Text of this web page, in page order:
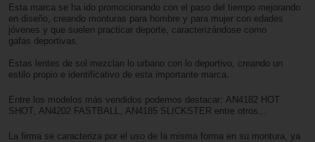
Esta marca se ha ido promocionando con el paso del tiempo mejorando
en diseño, creando monturas para hombre y para mujer con edades
jóvenes y que suelen practicar deporte, caracterizándose como
gafas deportivas.
Estas lentes de sol mezclan lo urbano con lo deportivo, creando un
estilo propio e identificativo de esta importante marca.
Entre los modelos más vendidos podemos destacar: AN4182 HOT
SHOT, AN4202 FASTBALL, AN4185 SLICKSTER entre otros...
La firma se caracteriza por el uso de la misma forma en su montura, ya